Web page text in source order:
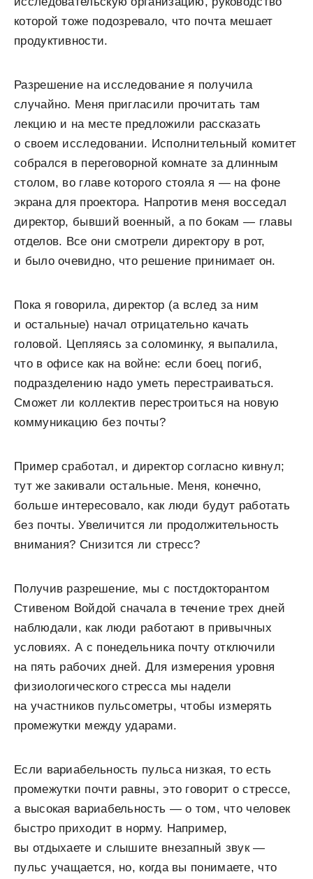
которой тоже подозревало, что почта мешает
продуктивности.
Разрешение на исследование я получила
случайно. Меня пригласили прочитать там
лекцию и на месте предложили рассказать
о своем исследовании. Исполнительный комитет
собрался в переговорной комнате за длинным
столом, во главе которого стояла я — на фоне
экрана для проектора. Напротив меня восседал
директор, бывший военный, а по бокам — главы
отделов. Все они смотрели директору в рот,
и было очевидно, что решение принимает он.
Пока я говорила, директор (а вслед за ним
и остальные) начал отрицательно качать
головой. Цепляясь за соломинку, я выпалила,
что в офисе как на войне: если боец погиб,
подразделению надо уметь перестраиваться.
Сможет ли коллектив перестроиться на новую
коммуникацию без почты?
Пример сработал, и директор согласно кивнул;
тут же закивали остальные. Меня, конечно,
больше интересовало, как люди будут работать
без почты. Увеличится ли продолжительность
внимания? Снизится ли стресс?
Получив разрешение, мы с постдокторантом
Стивеном Войдой сначала в течение трех дней
наблюдали, как люди работают в привычных
условиях. А с понедельника почту отключили
на пять рабочих дней. Для измерения уровня
физиологического стресса мы надели
на участников пульсометры, чтобы измерять
промежутки между ударами.
Если вариабельность пульса низкая, то есть
промежутки почти равны, это говорит о стрессе,
а высокая вариабельность — о том, что человек
быстро приходит в норму. Например,
вы отдыхаете и слышите внезапный звук —
пульс учащается, но, когда вы понимаете, что